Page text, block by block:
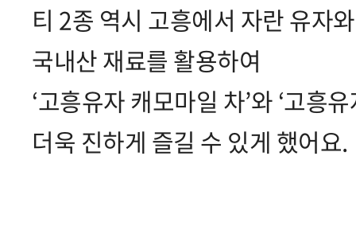
티 2종 역시 고흥에서 자란 유자
국내산 재료를 활용하여
‘고흥유자 캐모마일 차’와 ‘고흥
더욱 진하게 즐길 수 있게 했어요.